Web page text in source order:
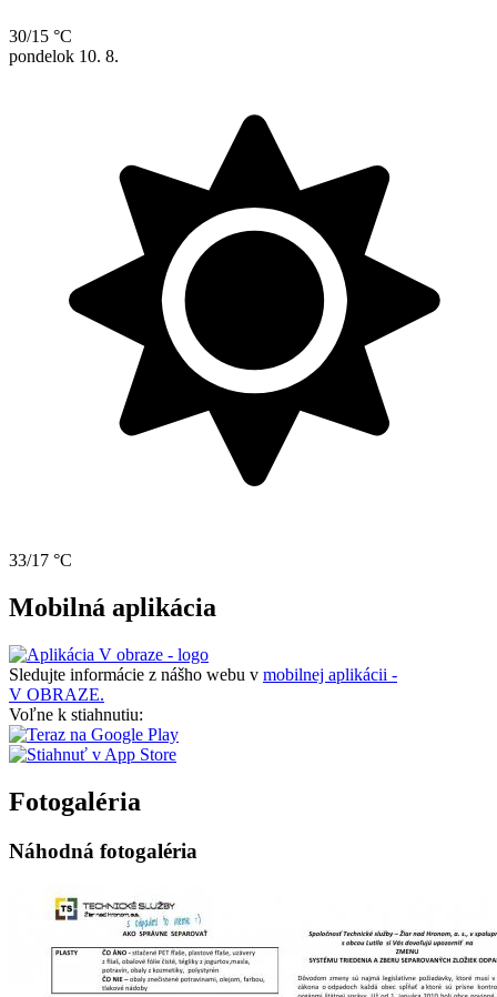
30/15 °C
pondelok 10. 8.
33/17 °C
Mobilná aplikácia
Sledujte informácie z nášho webu v mobilnej aplikácii -
V OBRAZE.
Voľne k stiahnutiu:
Fotogaléria
Náhodná fotogaléria